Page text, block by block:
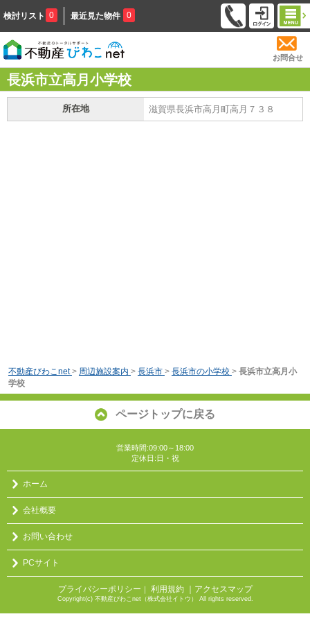
検討リスト 0 最近見た物件 0
お問合せ
長浜市立高月小学校
所在地 滋賀県長浜市高月町高月７３８
不動産びわこnet > 周辺施設案内 > 長浜市 > 長浜市の小学校 > 長浜市立高月小
学校
ページトップに戻る
営業時間:09:00～18:00
定休日:日・祝
ホーム
会社概要
お問い合わせ
PCサイト
プライバシーポリシー ｜ 利用規約 ｜アクセスマップ
Copyright(c) 不動産びわこnet（株式会社イトウ） All rights reserved.